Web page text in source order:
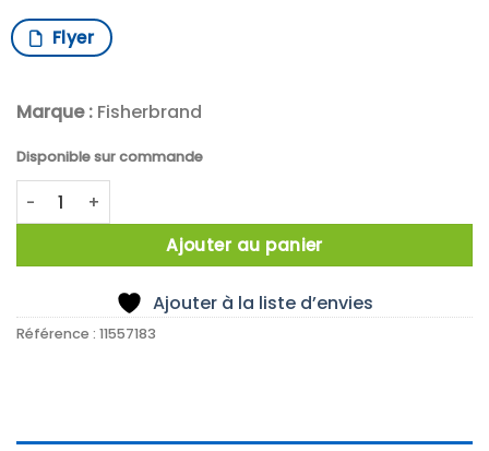
Flyer
Marque : Fisherbrand
Disponible sur commande
quantité de OMRÖRARMAGNET PTFE RÖD 15X1.5MM FP=10
Ajouter au panier
Ajouter à la liste d’envies
Référence : 11557183